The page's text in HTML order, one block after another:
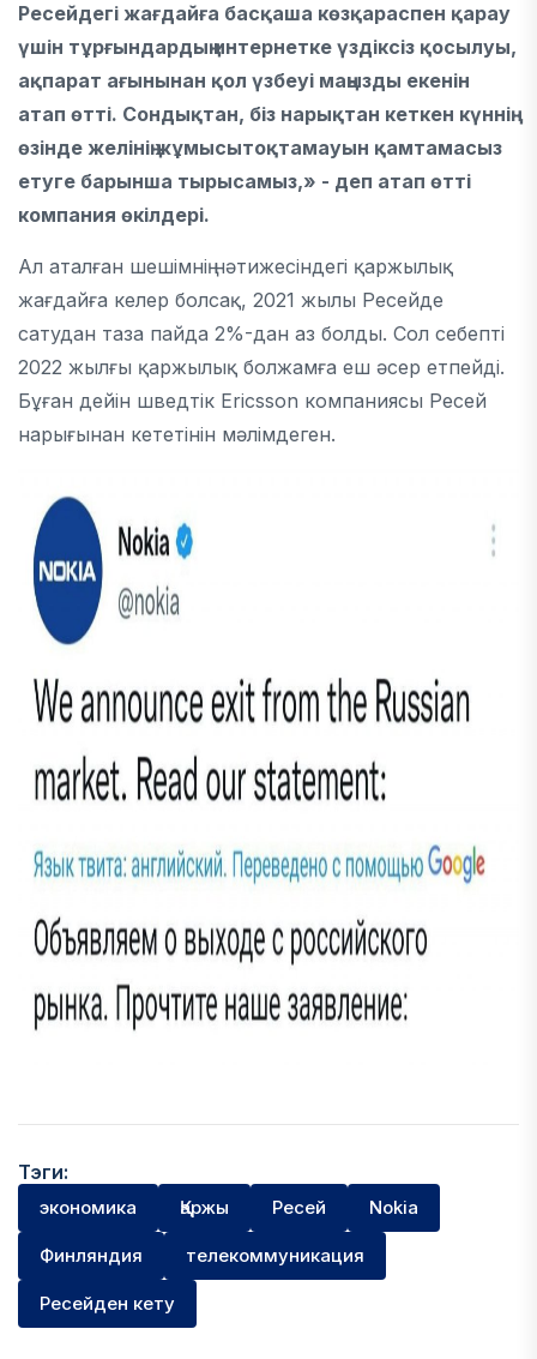
Ресейдегі жағдайға басқаша көзқараспен қарау
үшін тұрғындардың интернетке үздіксіз қосылуы,
ақпарат ағынынан қол үзбеуі маңызды екенін
атап өтті. Сондықтан, біз нарықтан кеткен күннің
өзінде желінің жұмысытоқтамауын қамтамасыз
етуге барынша тырысамыз,» - деп атап өтті
компания өкілдері.
Ал аталған шешімнің нәтижесіндегі қаржылық
жағдайға келер болсақ, 2021 жылы Ресейде
сатудан таза пайда 2%-дан аз болды. Сол себепті
2022 жылғы қаржылық болжамға еш әсер етпейді.
Бұған дейін шведтік Ericsson компаниясы Ресей
нарығынан кететінін мәлімдеген.
Тэги:
экономика Қаржы Ресей Nokia
Финляндия телекоммуникация
Ресейден кету